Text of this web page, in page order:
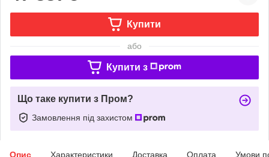
Купити
або
Купити з
Що таке купити з Пром?
Замовлення під захистом
Опис Характеристики Доставка Оплата Умови